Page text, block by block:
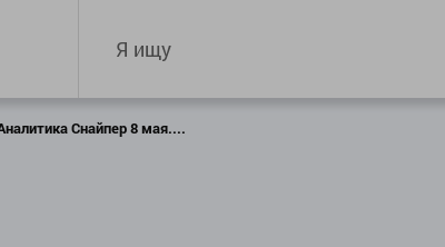
Снайпер 8 мая....